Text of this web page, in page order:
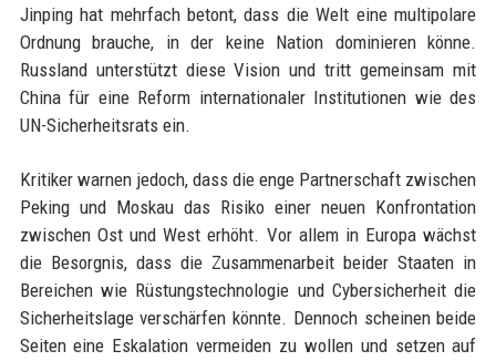
Jinping hat mehrfach betont, dass die Welt eine multipolare
Ordnung brauche, in der keine Nation dominieren könne.
Russland unterstützt diese Vision und tritt gemeinsam mit
China für eine Reform internationaler Institutionen wie des
UN-Sicherheitsrats ein.
Kritiker warnen jedoch, dass die enge Partnerschaft zwischen
Peking und Moskau das Risiko einer neuen Konfrontation
zwischen Ost und West erhöht. Vor allem in Europa wächst
die Besorgnis, dass die Zusammenarbeit beider Staaten in
Bereichen wie Rüstungstechnologie und Cybersicherheit die
Sicherheitslage verschärfen könnte. Dennoch scheinen beide
Seiten eine Eskalation vermeiden zu wollen und setzen auf